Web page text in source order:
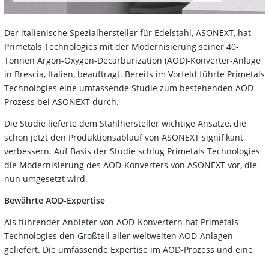
Der italienische Spezialhersteller für Edelstahl, ASONEXT, hat
Primetals Technologies mit der Modernisierung seiner 40-
Tonnen Argon-Oxygen-Decarburization (AOD)-Konverter-Anlage
in Brescia, Italien, beauftragt. Bereits im Vorfeld führte Primetals
Technologies eine umfassende Studie zum bestehenden AOD-
Prozess bei ASONEXT durch.
Die Studie lieferte dem Stahlhersteller wichtige Ansätze, die
schon jetzt den Produktionsablauf von ASONEXT signifikant
verbessern. Auf Basis der Studie schlug Primetals Technologies
die Modernisierung des AOD-Konverters von ASONEXT vor, die
nun umgesetzt wird.
Bewährte AOD-Expertise
Als führender Anbieter von AOD-Konvertern hat Primetals
Technologies den Großteil aller weltweiten AOD-Anlagen
geliefert. Die umfassende Expertise im AOD-Prozess und eine